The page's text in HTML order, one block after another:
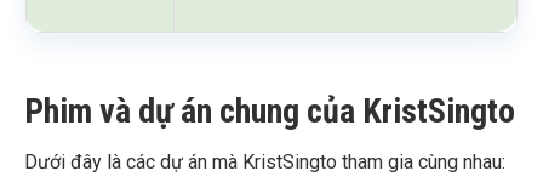
Phim và dự án chung của KristSingto
Dưới đây là các dự án mà KristSingto tham gia cùng nhau: